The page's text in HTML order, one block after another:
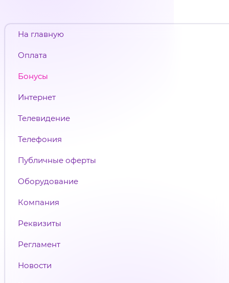
На главную
Оплата
Бонусы
Интернет
Телевидение
Телефония
Публичные оферты
Оборудование
Компания
Реквизиты
Регламент
Новости